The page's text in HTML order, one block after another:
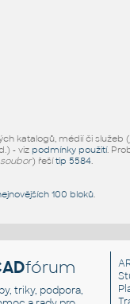
katalogů, médií či služeb
- viz podmínky použití.
) řešítip 5584.
100 bloků.
fórum
triky, podpora,